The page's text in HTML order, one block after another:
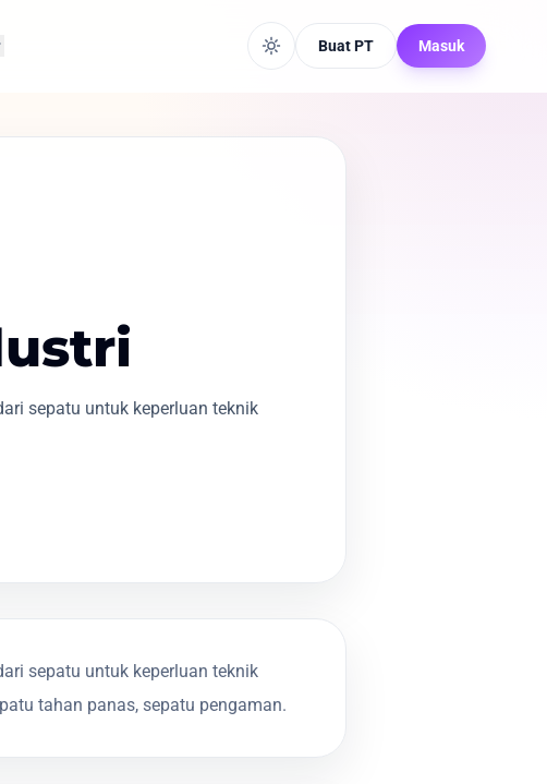
Buat PT Masuk
sepatu untuk keperluan teknik
sepatu untuk keperluan teknik
tahan panas, sepatu pengaman.